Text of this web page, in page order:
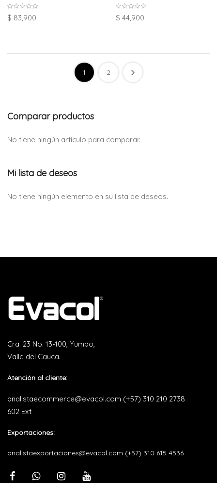
$ 83,900 $ 44,900
1 2
Comparar productos
No tiene ningún artículo para comparar.
Mi lista de deseos
No tiene ningún elemento en su lista de deseos.
Cra. 23 No. 13-100, Yumbo,
Valle del Cauca.
Atención al cliente:
analistaecommerce@evacol.com (+57) 310 210 2738
602 Ext
Exportaciones:
analistaexportaciones@evacol.com (+57) 310 615 4536